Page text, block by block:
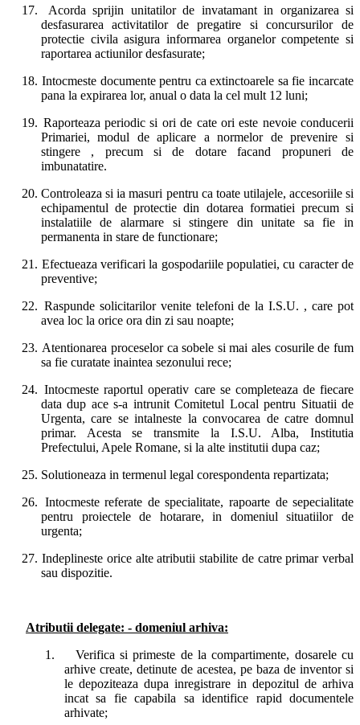
17.
Acorda sprijin unitatilor de invatamant in organizarea si
desfasurarea activitatilor de pregatire si concursurilor de
protectie civila asigura informarea organelor competente si
raportarea actiunilor desfasurate;
18. Intocmeste documente pentru ca extinctoarele sa fie incarcate
pana la expirarea lor, anual o data la cel mult 12 luni;
19. Raporteaza periodic si ori de cate ori este nevoie conducerii
Primariei, modul de aplicare a normelor de prevenire si
stingere , precum si de dotare facand propuneri de
imbunatatire.
20. Controleaza si ia masuri pentru ca toate utilajele, accesoriile si
echipamentul de protectie din dotarea formatiei precum si
instalatiile de alarmare si stingere din unitate sa fie in
permanenta in stare de functionare;
21. Efectueaza verificari la gospodariile populatiei, cu caracter de
preventive;
22. Raspunde solicitarilor venite telefoni de la I.S.U. , care pot
avea loc la orice ora din zi sau noapte;
23. Atentionarea proceselor ca sobele si mai ales cosurile de fum
sa fie curatate inaintea sezonului rece;
24. Intocmeste raportul operativ care se completeaza de fiecare
data dup ace s-a intrunit Comitetul Local pentru Situatii de
Urgenta, care se intalneste la convocarea de catre domnul
primar. Acesta se transmite la I.S.U. Alba, Institutia
Prefectului, Apele Romane, si la alte institutii dupa caz;
25. Solutioneaza in termenul legal corespondenta repartizata;
26. Intocmeste referate de specialitate, rapoarte de sepecialitate
pentru proiectele de hotarare, in domeniul situatiilor de
urgenta;
27. Indeplineste orice alte atributii stabilite de catre primar verbal
sau dispozitie.
Atributii delegate: - domeniul arhiva:
1.
Verifica si primeste de la compartimente, dosarele cu
arhive create, detinute de acestea, pe baza de inventor si
le depoziteaza dupa inregistrare in depozitul de arhiva
incat sa fie capabila sa identifice rapid documentele
arhivate;